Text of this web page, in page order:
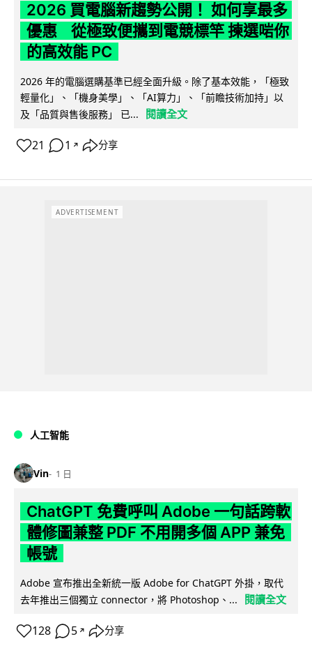
2026 買電腦新趨勢公開！ 如何享最多
優惠 從極致便攜到電競標竿 揀選啱你
的高效能 PC
2026 年的電腦選購基準已經全面升級。除了基本效能，「極致
輕量化」、「機身美學」、「AI算力」、「前瞻技術加持」以
及「品質與售後服務」 已...
閱讀全文
21 1 ↗ 分享
ADVERTISEMENT
人工智能
Vin 1 日
ChatGPT 免費呼叫 Adobe 一句話跨軟
體修圖兼整 PDF 不用開多個 APP 兼免
帳號
Adobe 宣布推出全新統一版 Adobe for ChatGPT 外掛，取代
去年推出三個獨立 connector，將 Photoshop、...
閱讀全文
128 5 ↗ 分享